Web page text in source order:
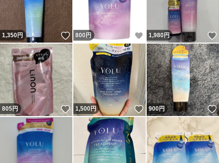
1,350円 いいね！
800 円 いいね！
1,980円
805円 いいね！
1,500円 いいね！
900円